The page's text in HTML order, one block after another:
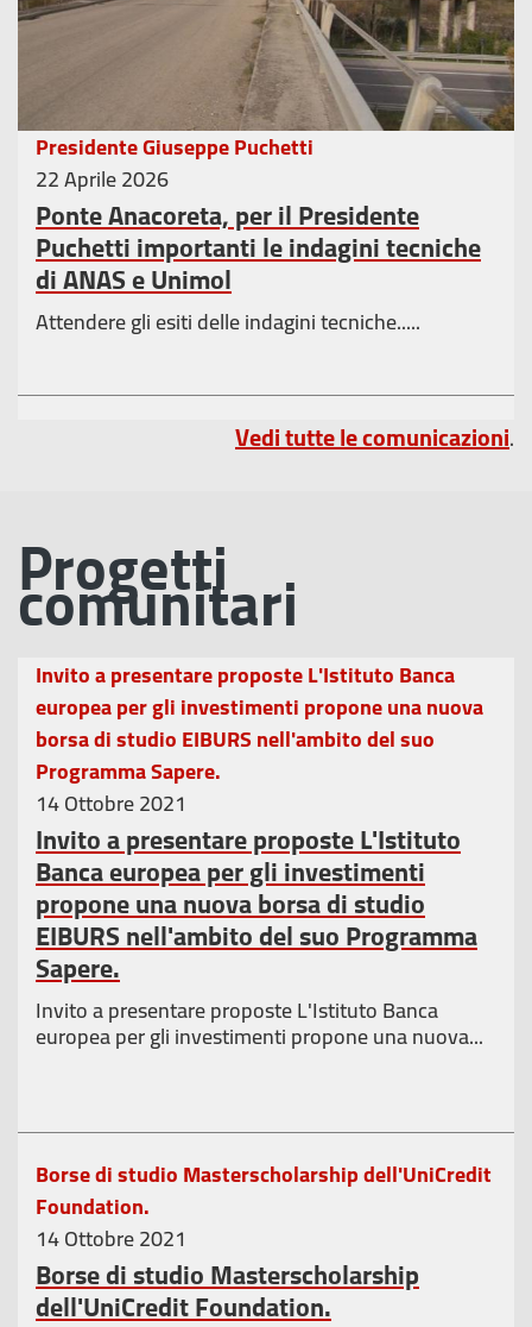
Presidente Giuseppe Puchetti
22 Aprile 2026
Ponte Anacoreta, per il Presidente
Puchetti importanti le indagini tecniche
di ANAS e Unimol
Attendere gli esiti delle indagini tecniche.....
Vedi tutte le comunicazioni.
Progetti
comunitari
Invito a presentare proposte L'Istituto Banca
europea per gli investimenti propone una nuova
borsa di studio EIBURS nell'ambito del suo
Programma Sapere.
14 Ottobre 2021
Invito a presentare proposte L'Istituto
Banca europea per gli investimenti
propone una nuova borsa di studio
EIBURS nell'ambito del suo Programma
Sapere.
Invito a presentare proposte L'Istituto Banca
europea per gli investimenti propone una nuova...
Borse di studio Masterscholarship dell'UniCredit
Foundation.
14 Ottobre 2021
Borse di studio Masterscholarship
dell'UniCredit Foundation.